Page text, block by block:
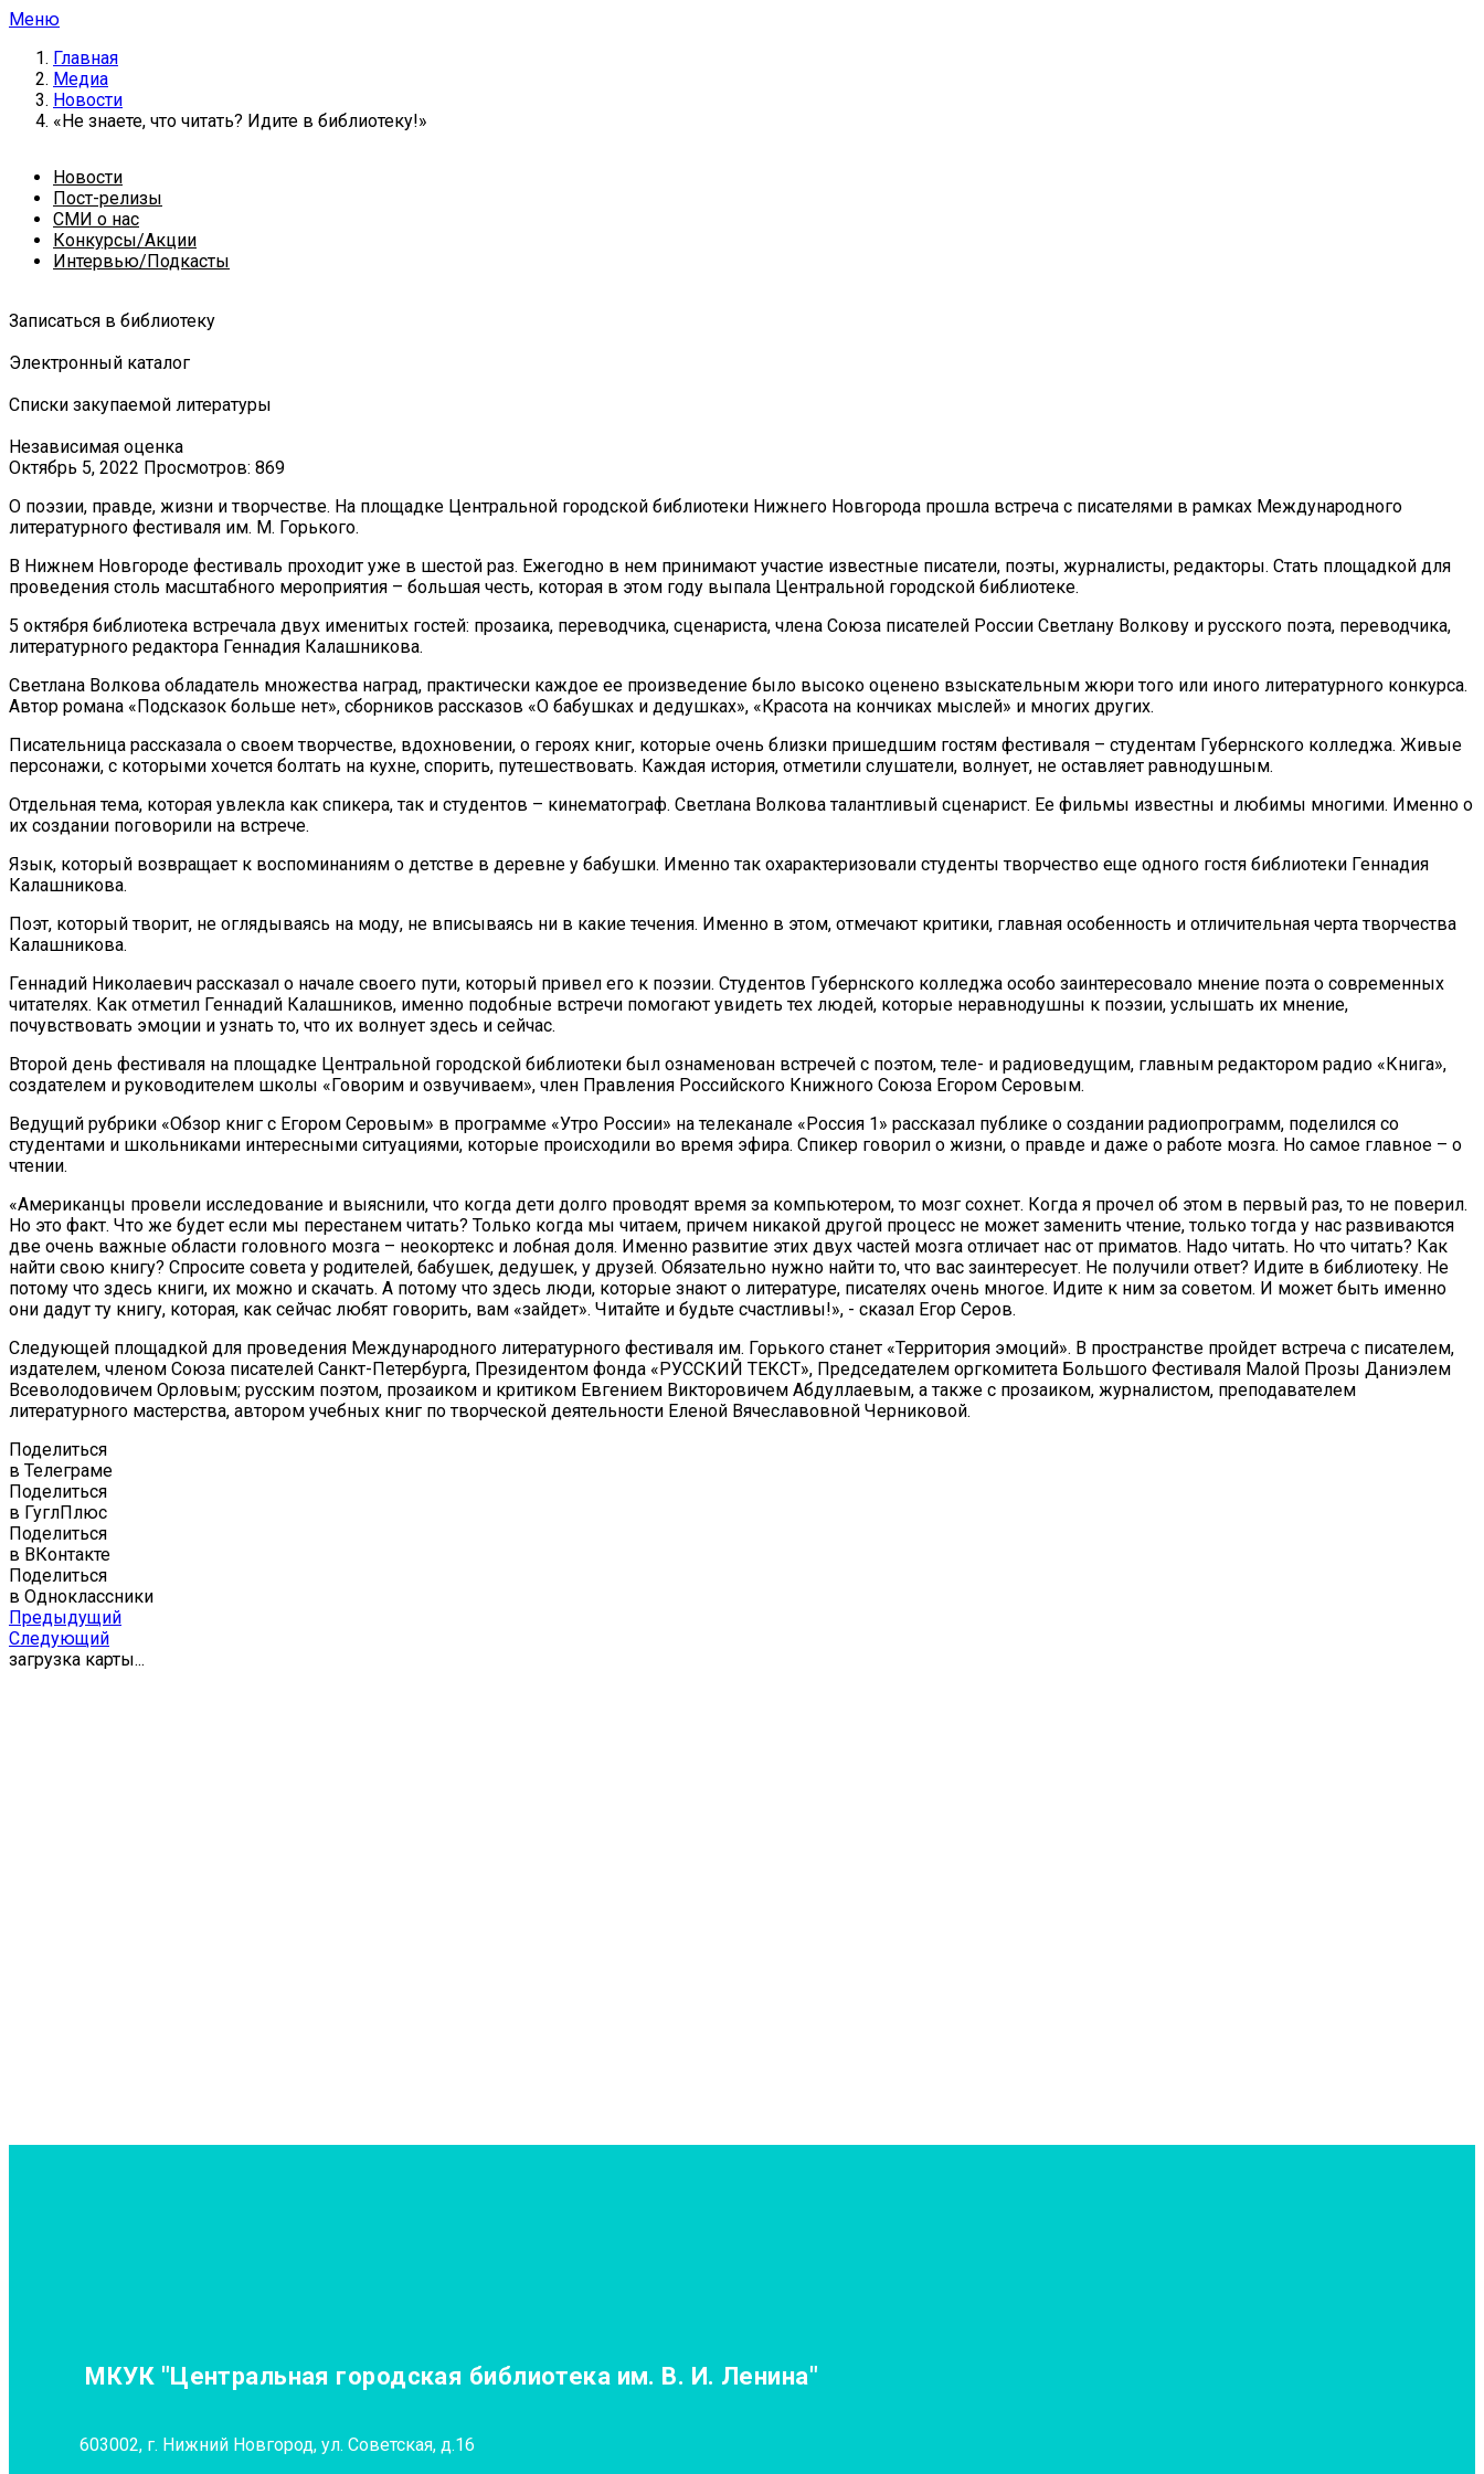
Меню
Главная
Медиа
Новости
«Не знаете, что читать? Идите в библиотеку!»
Новости
Пост-релизы
СМИ о нас
Конкурсы/Акции
Интервью/Подкасты
Записаться в библиотеку
Электронный каталог
Списки закупаемой литературы
Независимая оценка
Октябрь 5, 2022 Просмотров: 869
О поэзии, правде, жизни и творчестве. На площадке Центральной городской библиотеки Нижнего Новгорода прошла встреча с писателями в рамках Международного
литературного фестиваля им. М. Горького.
В Нижнем Новгороде фестиваль проходит уже в шестой раз. Ежегодно в нем принимают участие известные писатели, поэты, журналисты, редакторы. Стать площадкой для
проведения столь масштабного мероприятия – большая честь, которая в этом году выпала Центральной городской библиотеке.
5 октября библиотека встречала двух именитых гостей: прозаика, переводчика, сценариста, члена Союза писателей России Светлану Волкову и русского поэта, переводчика,
литературного редактора Геннадия Калашникова.
Светлана Волкова обладатель множества наград, практически каждое ее произведение было высоко оценено взыскательным жюри того или иного литературного конкурса.
Автор романа «Подсказок больше нет», сборников рассказов «О бабушках и дедушках», «Красота на кончиках мыслей» и многих других.
Писательница рассказала о своем творчестве, вдохновении, о героях книг, которые очень близки пришедшим гостям фестиваля – студентам Губернского колледжа. Живые
персонажи, с которыми хочется болтать на кухне, спорить, путешествовать. Каждая история, отметили слушатели, волнует, не оставляет равнодушным.
Отдельная тема, которая увлекла как спикера, так и студентов – кинематограф. Светлана Волкова талантливый сценарист. Ее фильмы известны и любимы многими. Именно о
их создании поговорили на встрече.
Язык, который возвращает к воспоминаниям о детстве в деревне у бабушки. Именно так охарактеризовали студенты творчество еще одного гостя библиотеки Геннадия
Калашникова.
Поэт, который творит, не оглядываясь на моду, не вписываясь ни в какие течения. Именно в этом, отмечают критики, главная особенность и отличительная черта творчества
Калашникова.
Геннадий Николаевич рассказал о начале своего пути, который привел его к поэзии. Студентов Губернского колледжа особо заинтересовало мнение поэта о современных
читателях. Как отметил Геннадий Калашников, именно подобные встречи помогают увидеть тех людей, которые неравнодушны к поэзии, услышать их мнение,
почувствовать эмоции и узнать то, что их волнует здесь и сейчас.
Второй день фестиваля на площадке Центральной городской библиотеки был ознаменован встречей с поэтом, теле- и радиоведущим, главным редактором радио «Книга»,
создателем и руководителем школы «Говорим и озвучиваем», член Правления Российского Книжного Союза Егором Серовым.
Ведущий рубрики «Обзор книг с Егором Серовым» в программе «Утро России» на телеканале «Россия 1» рассказал публике о создании радиопрограмм, поделился со
студентами и школьниками интересными ситуациями, которые происходили во время эфира. Спикер говорил о жизни, о правде и даже о работе мозга. Но самое главное – о
чтении.
«Американцы провели исследование и выяснили, что когда дети долго проводят время за компьютером, то мозг сохнет. Когда я прочел об этом в первый раз, то не поверил.
Но это факт. Что же будет если мы перестанем читать? Только когда мы читаем, причем никакой другой процесс не может заменить чтение, только тогда у нас развиваются
две очень важные области головного мозга – неокортекс и лобная доля. Именно развитие этих двух частей мозга отличает нас от приматов. Надо читать. Но что читать? Как
найти свою книгу? Спросите совета у родителей, бабушек, дедушек, у друзей. Обязательно нужно найти то, что вас заинтересует. Не получили ответ? Идите в библиотеку. Не
потому что здесь книги, их можно и скачать. А потому что здесь люди, которые знают о литературе, писателях очень многое. Идите к ним за советом. И может быть именно
они дадут ту книгу, которая, как сейчас любят говорить, вам «зайдет». Читайте и будьте счастливы!», - сказал Егор Серов.
Следующей площадкой для проведения Международного литературного фестиваля им. Горького станет «Территория эмоций». В пространстве пройдет встреча с писателем,
издателем, членом Союза писателей Санкт-Петербурга, Президентом фонда «РУССКИЙ ТЕКСТ», Председателем оргкомитета Большого Фестиваля Малой Прозы Даниэлем
Всеволодовичем Орловым; русским поэтом, прозаиком и критиком Евгением Викторовичем Абдуллаевым, а также с прозаиком, журналистом, преподавателем
литературного мастерства, автором учебных книг по творческой деятельности Еленой Вячеславовной Черниковой.
Поделиться
в Телеграме
Поделиться
в ГуглПлюс
Поделиться
в ВКонтакте
Поделиться
в Одноклассники
Предыдущий
Следующий
загрузка карты...
МКУК "Центральная городская библиотека им. В. И. Ленина"
603002, г. Нижний Новгород, ул. Советская, д.16